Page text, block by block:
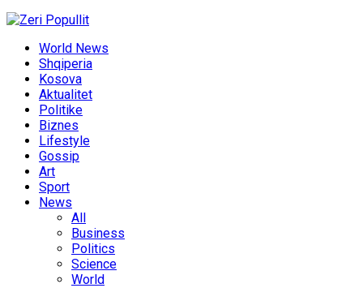
World News
Shqiperia
Kosova
Aktualitet
Politike
Biznes
Lifestyle
Gossip
Art
Sport
News
All
Business
Politics
Science
World